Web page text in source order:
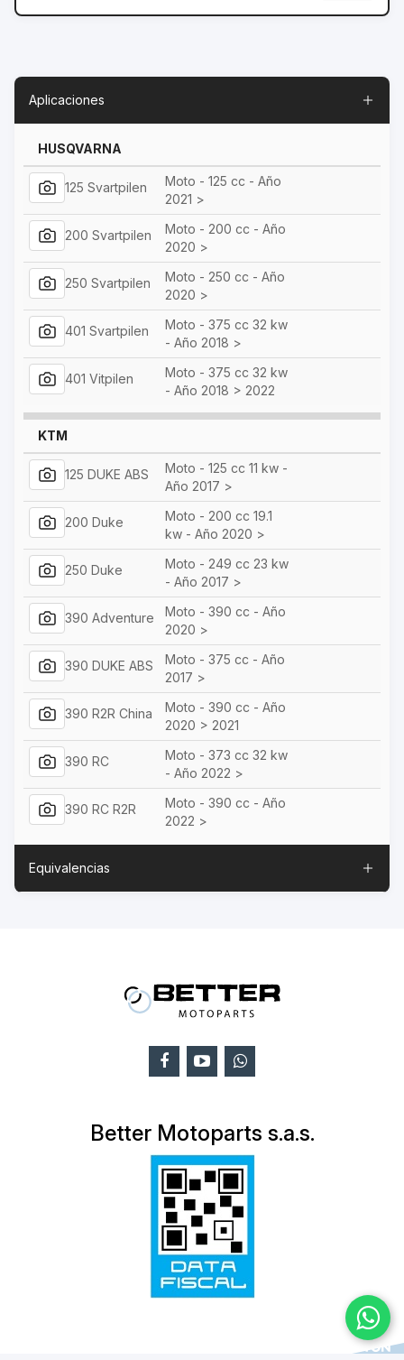
Aplicaciones
HUSQVARNA
125 Svartpilen
Moto - 125 cc - Año
2021 >
200 Svartpilen
Moto - 200 cc - Año
2020 >
250 Svartpilen
Moto - 250 cc - Año
2020 >
401 Svartpilen
Moto - 375 cc 32 kw
- Año 2018 >
401 Vitpilen
Moto - 375 cc 32 kw
- Año 2018 > 2022
KTM
125 DUKE ABS
Moto - 125 cc 11 kw -
Año 2017 >
200 Duke
Moto - 200 cc 19.1
kw - Año 2020 >
250 Duke
Moto - 249 cc 23 kw
- Año 2017 >
390 Adventure
Moto - 390 cc - Año
2020 >
390 DUKE ABS
Moto - 375 cc - Año
2017 >
390 R2R China
Moto - 390 cc - Año
2020 > 2021
390 RC
Moto - 373 cc 32 kw
- Año 2022 >
390 RC R2R
Moto - 390 cc - Año
2022 >
Equivalencias
Better Motoparts s.a.s.